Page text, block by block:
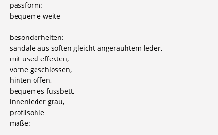
passform:
bequeme weite
besonderheiten:
sandale aus soften gleicht angerauhtem leder,
mit used effekten,
vorne geschlossen,
hinten offen,
bequemes fussbett,
innenleder grau,
profilsohle
maße: